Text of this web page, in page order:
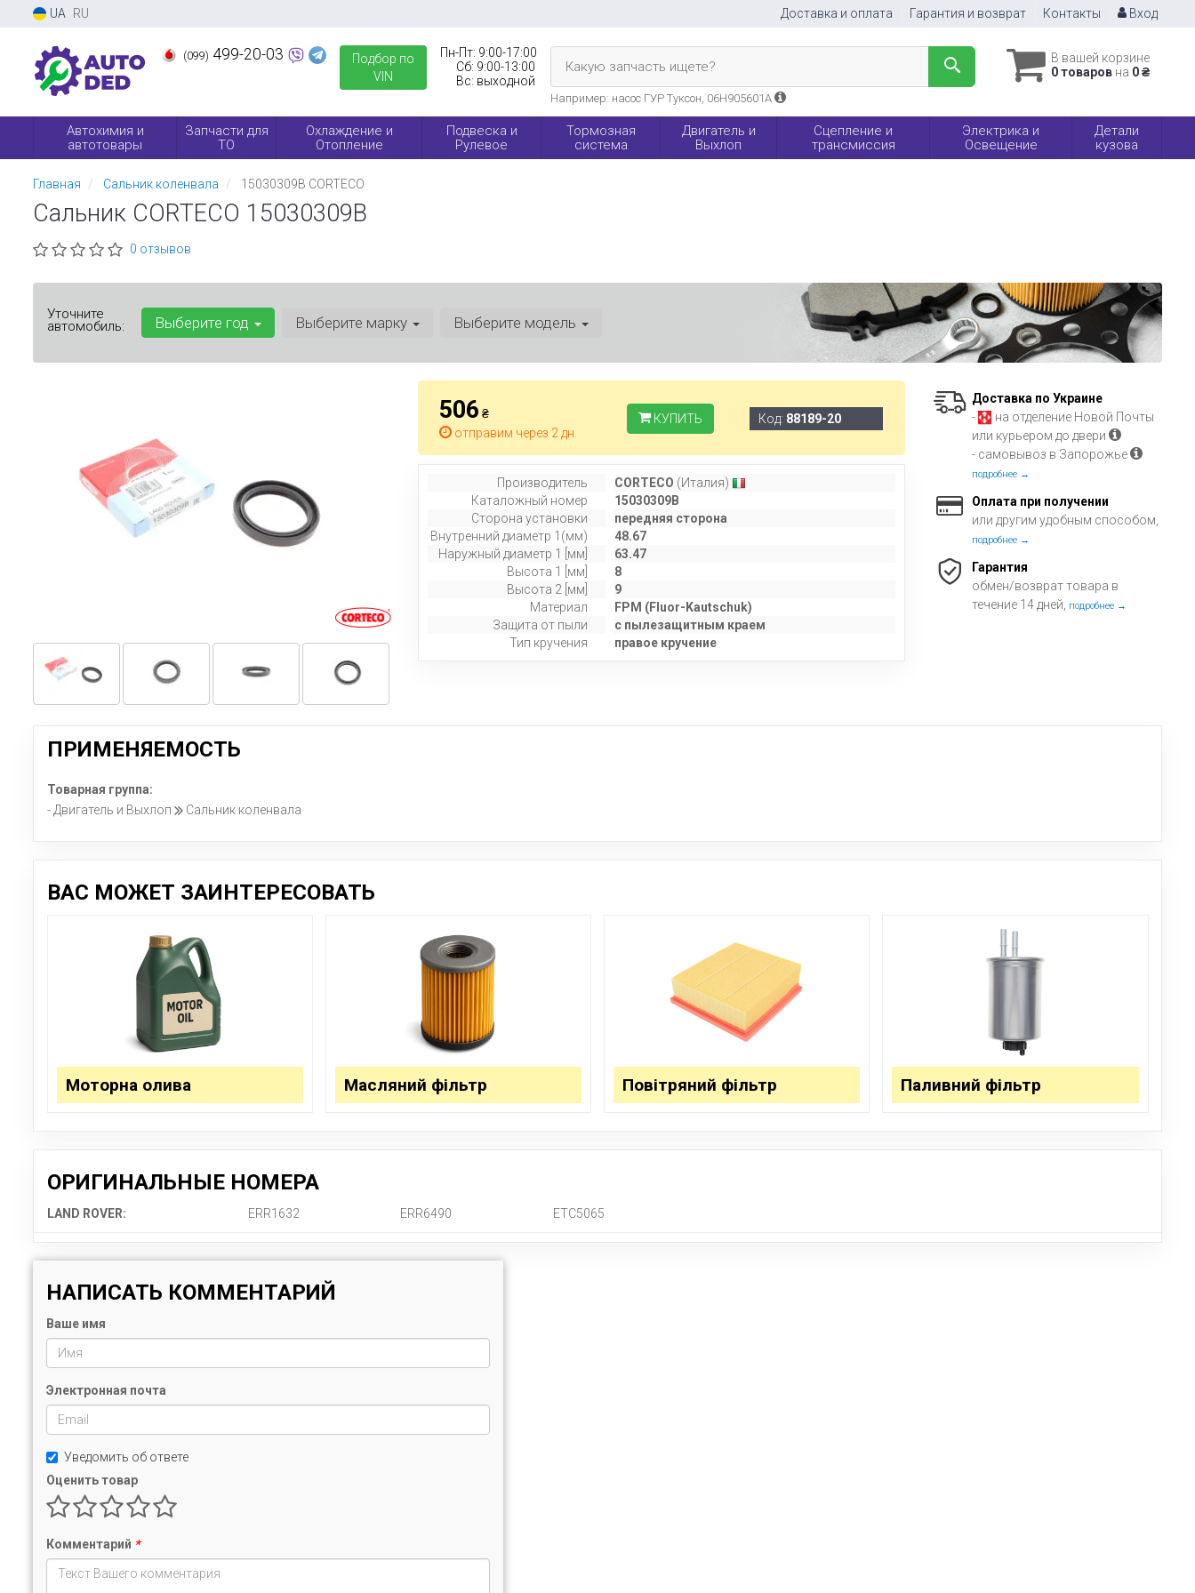
UA RU Доставка и оплата Гарантия и возврат Контакты Вход
(099) 499-20-03
Подбор по
VIN
Пн-Пт: 9:00-17:00
Сб: 9:00-13:00
Вс: выходной
В вашей корзине
0 товаров на 0 ₴
Какую запчасть ищете?
Например: насос ГУР Туксон, 06H905601A
Автохимия и
автотовары
Запчасти для
ТО
Охлаждение и
Отопление
Подвеска и
Рулевое
Тормозная
система
Двигатель и
Выхлоп
Сцепление и
трансмиссия
Электрика и
Освещение
Детали
кузова
Главная Сальник коленвала 15030309B CORTECO
Сальник CORTECO 15030309B
0 отзывов
Уточните
автомобиль: Выберите год Выберите марку Выберите модель
506 ₴
отправим через 2 дн.
КУПИТЬ Код: 88189-20
Производитель CORTECO (Италия)
Каталожный номер
15030309B
Сторона установки
передняя сторона
Внутренний диаметр 1(мм)
48.67
Наружный диаметр 1 [мм]
63.47
Высота 1 [мм]
8
Высота 2 [мм]
9
Материал
FPM (Fluor-Kautschuk)
Защита от пыли
с пылезащитным краем
Тип кручения
правое кручение
Доставка по Украине
-
на отделение Новой Почты
или курьером до двери
- самовывоз в Запорожье
подробнее →
Оплата при получении
или другим удобным способом,
подробнее →
Гарантия
обмен/возврат товара в
течение 14 дней,
подробнее →
ПРИМЕНЯЕМОСТЬ
Товарная группа:
- Двигатель и Выхлоп
Сальник коленвала
ВАС МОЖЕТ ЗАИНТЕРЕСОВАТЬ
Моторна олива Масляний фільтр Повітряний фільтр Паливний фільтр
ОРИГИНАЛЬНЫЕ НОМЕРА
LAND ROVER: ERR1632 ERR6490 ETC5065
НАПИСАТЬ КОММЕНТАРИЙ
Ваше имя
Электронная почта
Уведомить об ответе
Оценить товар
Комментарий *